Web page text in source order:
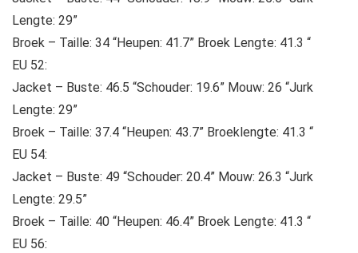
Lengte: 29”
Broek – Taille: 34 “Heupen: 41.7” Broek Lengte: 41.3 “
EU 52:
Jacket – Buste: 46.5 “Schouder: 19.6” Mouw: 26 “Jurk
Lengte: 29”
Broek – Taille: 37.4 “Heupen: 43.7” Broeklengte: 41.3 “
EU 54:
Jacket – Buste: 49 “Schouder: 20.4” Mouw: 26.3 “Jurk
Lengte: 29.5”
Broek – Taille: 40 “Heupen: 46.4” Broek Lengte: 41.3 “
EU 56: